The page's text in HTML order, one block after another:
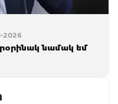
2026
նամակ եմ